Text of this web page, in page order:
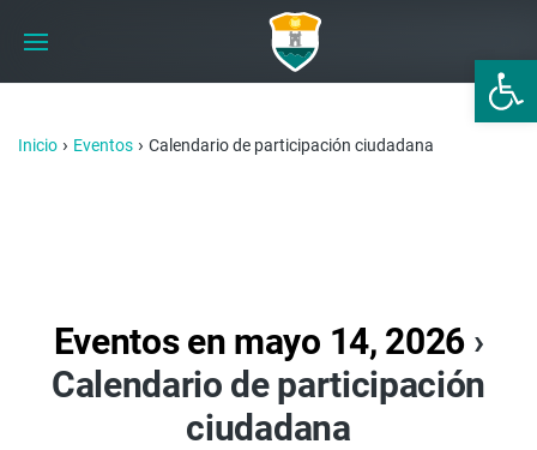
Abrir
Inicio › Eventos › Calendario de participación ciudadana
Eventos en mayo 14, 2026›
Calendario de participación
ciudadana